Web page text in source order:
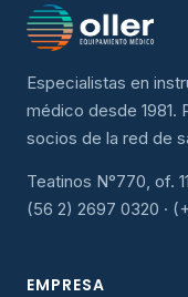
Especialistas en
médico desde 1981.
socios de la red de
Teatinos N°770, of.
(56 2) 2697 0320 ·
EMPRESA